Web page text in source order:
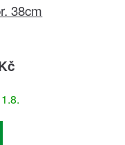
38cm